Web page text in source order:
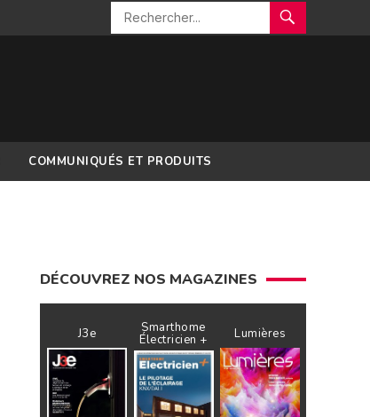
COMMUNIQUÉS ET PRODUITS
DÉCOUVREZ NOS MAGAZINES
J3e Smarthome
Électricien + Lumières